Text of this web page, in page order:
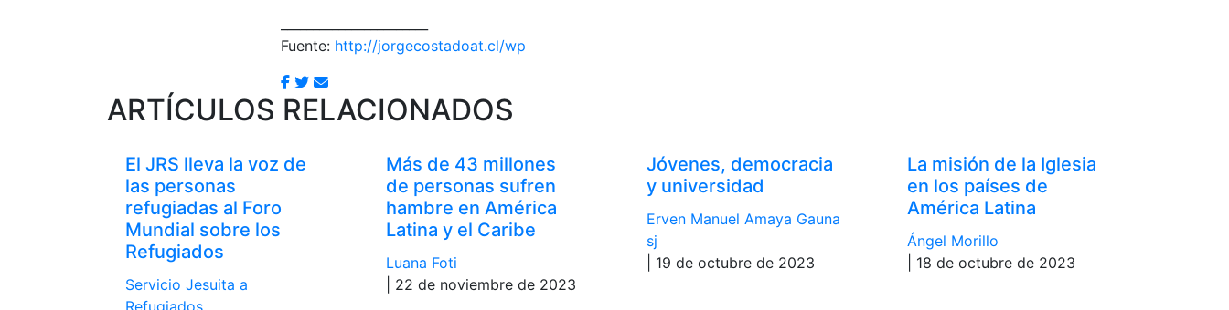
Fuente: http://jorgecostadoat.cl/wp
ARTÍCULOS RELACIONADOS
El JRS lleva la voz de
las personas
refugiadas al Foro
Mundial sobre los
Refugiados
Servicio Jesuita a
Refugiados
Más de 43 millones
de personas sufren
hambre en América
Latina y el Caribe
Luana Foti
| 22 de noviembre de 2023
Jóvenes, democracia
y universidad
Erven Manuel Amaya Gauna
sj
| 19 de octubre de 2023
La misión de la Iglesia
en los países de
América Latina
Ángel Morillo
| 18 de octubre de 2023